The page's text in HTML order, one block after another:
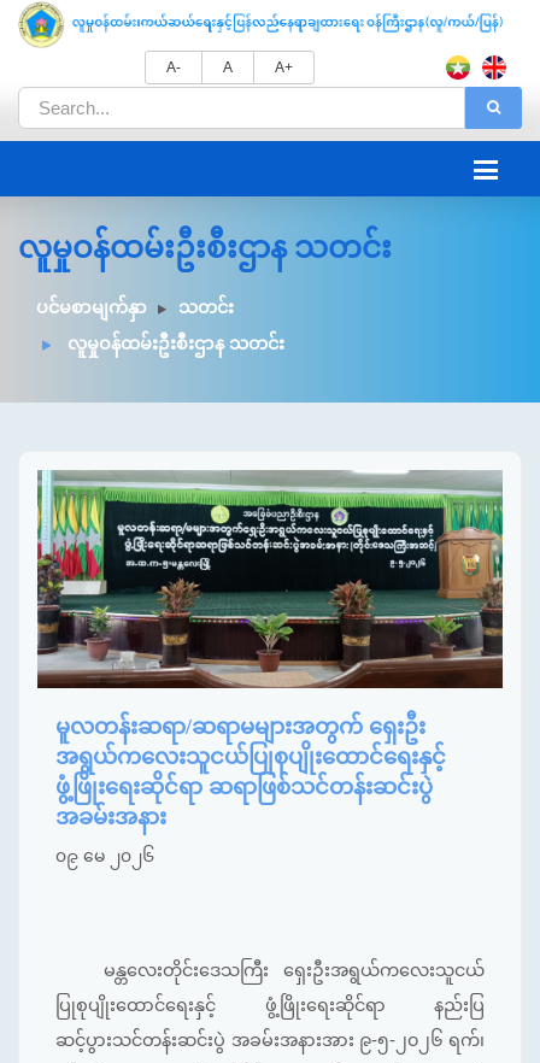
A- A A+
လူမှုဝန်ထမ်းဦးစီးဌာန သတင်း
ပင်မစာမျက်နှာ
သတင်း
လူမှုဝန်ထမ်းဦးစီးဌာန သတင်း
မူလတန်းဆရာ/ဆရာမများအတွက် ရှေးဦး
အရွယ်ကလေးသူငယ်ပြုစုပျိုးထောင်ရေးနှင့်
ဖွံ့ဖြိုးရေးဆိုင်ရာ ဆရာဖြစ်သင်တန်းဆင်းပွဲ
အခမ်းအနား
၀၉ မေ ၂၀၂၆
မန္တလေးတိုင်းဒေသကြီး ရှေးဦးအရွယ်ကလေးသူငယ်
ပြုစုပျိုးထောင်ရေးနှင့် ဖွံ့ဖြိုးရေးဆိုင်ရာ နည်းပြ
ဆင့်ပွားသင်တန်းဆင်းပွဲ အခမ်းအနားအား ၉-၅-၂၀၂၆ ရက်၊